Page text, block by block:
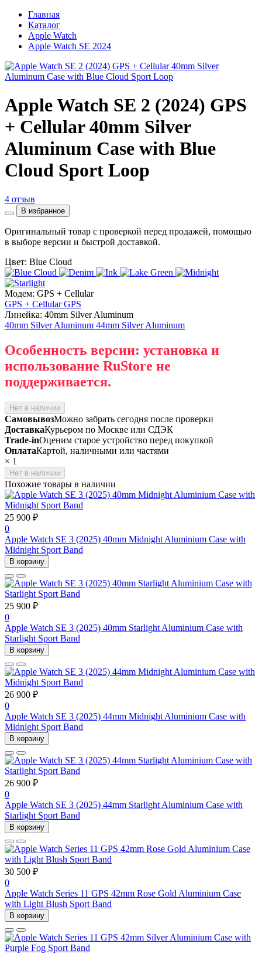
Главная
Каталог
Apple Watch
Apple Watch SE 2024
Apple Watch SE 2 (2024) GPS
+ Cellular 40mm Silver
Aluminum Case with Blue
Cloud Sport Loop
4 отзыв
В избранное
Оригинальный товар с проверкой перед продажей, помощью
в выборе версии и быстрой доставкой.
Цвет: Blue Cloud
Модем: GPS + Cellular
GPS + Cellular GPS
Линейка: 40mm Silver Aluminum
40mm Silver Aluminum 44mm Silver Aluminum
Особенность версии: установка и
использование RuStore не
поддерживается.
Нет в наличии
СамовывозМожно забрать сегодня после проверки
ДоставкаКурьером по Москве или СДЭК
Trade-inОценим старое устройство перед покупкой
ОплатаКартой, наличными или частями
× 1
Нет в наличии
Похожие товары в наличии
25 900 ₽
0
Apple Watch SE 3 (2025) 40mm Midnight Aluminium Case with
Midnight Sport Band
В корзину
25 900 ₽
0
Apple Watch SE 3 (2025) 40mm Starlight Aluminium Case with
Starlight Sport Band
В корзину
26 900 ₽
0
Apple Watch SE 3 (2025) 44mm Midnight Aluminium Case with
Midnight Sport Band
В корзину
26 900 ₽
0
Apple Watch SE 3 (2025) 44mm Starlight Aluminium Case with
Starlight Sport Band
В корзину
30 500 ₽
0
Apple Watch Series 11 GPS 42mm Rose Gold Aluminium Case
with Light Blush Sport Band
В корзину